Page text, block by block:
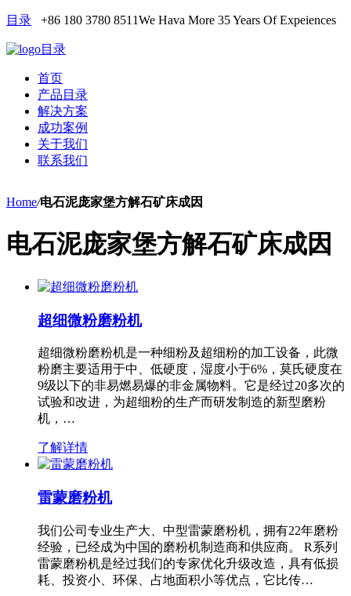
目录 +86 180 3780 8511We Hava More 35 Years Of Expeiences
目录
首页
产品目录
解决方案
成功案例
关于我们
联系我们
Home/电石泥庞家堡方解石矿床成因
电石泥庞家堡方解石矿床成因
超细微粉磨粉机
超细微粉磨粉机是一种细粉及超细粉的加工设备，此微
粉磨主要适用于中、低硬度，湿度小于6%，莫氏硬度在
9级以下的非易燃易爆的非金属物料。它是经过20多次的
试验和改进，为超细粉的生产而研发制造的新型磨粉
机，…
了解详情
雷蒙磨粉机
我们公司专业生产大、中型雷蒙磨粉机，拥有22年磨粉
经验，已经成为中国的磨粉机制造商和供应商。 R系列
雷蒙磨粉机是经过我们的专家优化升级改造，具有低损
耗、投资小、环保、占地面积小等优点，它比传…